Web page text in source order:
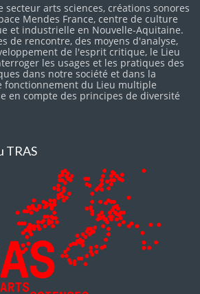
secteur arts sciences, créations sonores
Mendes France, centre de culture
et industrielle en Nouvelle-Aquitaine.
de rencontre, des moyens d'analyse,
de l'esprit critique, le Lieu
les usages et les pratiques des
dans notre société et dans la
fonctionnement du Lieu multiple
en compte des principes de diversité
TRAS